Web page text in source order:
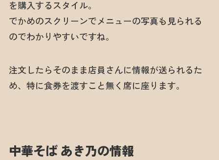
を購入するスタイル。
でかめのスクリーンでメニューの写真も見られる
のでわかりやすいですね。
注文したらそのまま店員さんに情報が送られるた
め、特に食券を渡すこと無く席に座ります。
中華そば あき乃の情報